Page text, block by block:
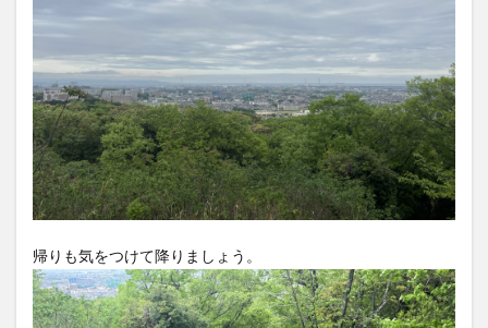
帰りも気をつけて降りましょう。